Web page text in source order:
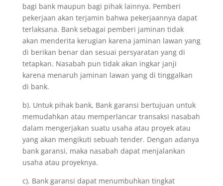
bagi bank maupun bagi pihak lainnya. Pemberi
pekerjaan akan terjamin bahwa pekerjaannya dapat
terlaksana. Bank sebagai pemberi jaminan tidak
akan menderita kerugian karena jaminan lawan yang
di berikan benar dan sesuai persyaratan yang di
tetapkan. Nasabah pun tidak akan ingkar janji
karena menaruh jaminan lawan yang di tinggalkan
di bank.
b). Untuk pihak bank, Bank garansi bertujuan untuk
memudahkan atau memperlancar transaksi nasabah
dalam mengerjakan suatu usaha atau proyek atau
yang akan mengikuti sebuah tender. Dengan adanya
bank garansi, maka nasabah dapat menjalankan
usaha atau proyeknya.
c). Bank garansi dapat menumbuhkan tingkat